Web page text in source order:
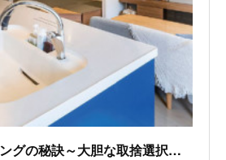
選ばれるプランニングの秘訣～大胆な取捨選択で作業しやすい間取り